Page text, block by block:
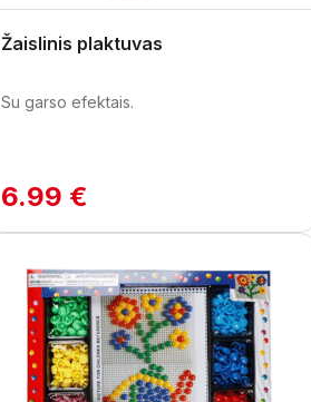
Žaislinis plaktuvas
Su garso efektais.
6.99 €